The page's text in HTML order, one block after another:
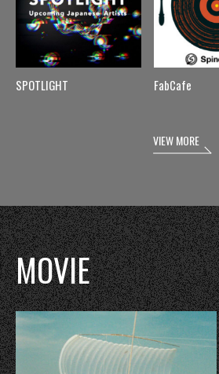
SPOTLIGHT FabCafe
VIEW MORE
MOVIE